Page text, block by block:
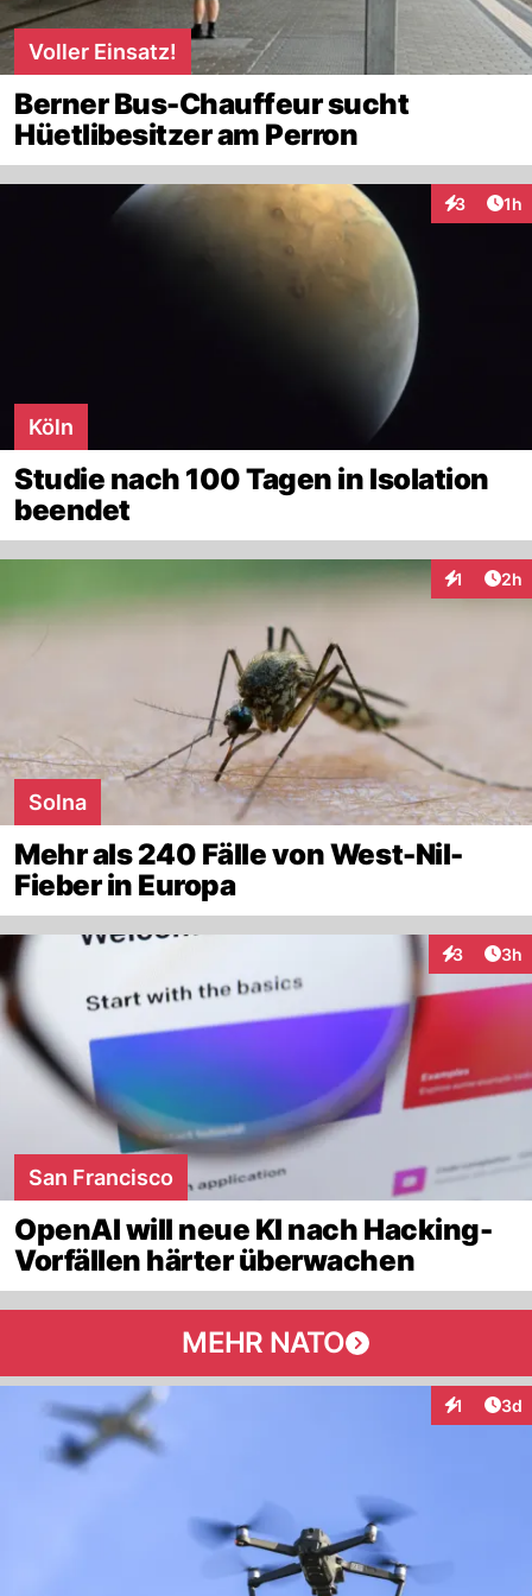
Voller Einsatz!
Berner Bus-Chauffeur sucht
Hüetlibesitzer am Perron
3 1h
Köln
Studie nach 100 Tagen in Isolation
beendet
1 2h
Solna
Mehr als 240 Fälle von West-Nil-
Fieber in Europa
3 3h
San Francisco
OpenAI will neue KI nach Hacking-
Vorfällen härter überwachen
MEHR NATO
1 3d